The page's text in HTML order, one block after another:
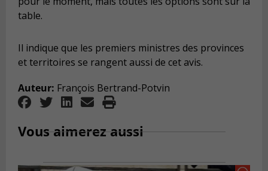
table.
Il indique que les premiers ministres des provinces
et territoires se rangent aussi de cet avis.
Auteur: François Bertrand-Potvin
Vous aimerez aussi